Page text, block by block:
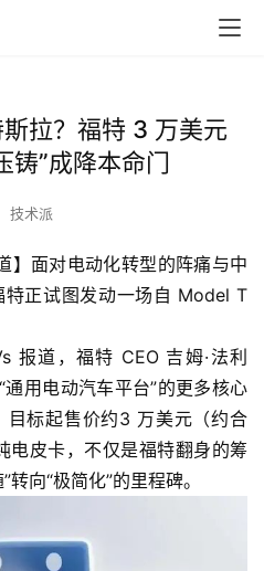
拉？福特 3 万美元
铸”成降本命门
技术派
】面对电动化转型的阵痛与中
特正试图发动一场自 Model T
报道，福特 CEO 吉姆·法利
通用电动汽车平台”的更多核心
标起售价约3 万美元（约合
电皮卡，不仅是福特翻身的筹
向“极简化”的里程碑。